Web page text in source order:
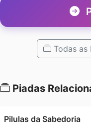
Todas as
Piadas
Pilulas da Sabedoria